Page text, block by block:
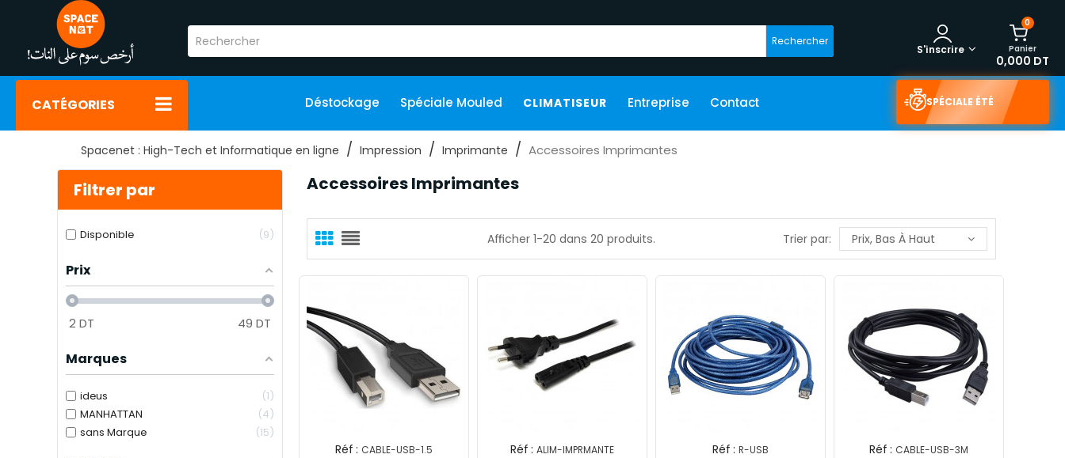
Rechercher
0
Panier
0,000 DT
S'inscrire
CATÉGORIES Déstockage Spéciale Mouled CLIMATISEUR Entreprise Contact SPÉCIALE ÉTÉ
Spacenet : High-Tech et Informatique en ligne Impression Imprimante Accessoires Imprimantes
Filtrer par
Disponible 9
Prix
2 DT 49 DT
Marques
ideus
1
MANHATTAN
4
sans Marque
15
Accessoires Imprimantes
Afficher 1-20 dans 20 produits. Trier par: Prix, Bas À Haut
Réf : CABLE-USB-1.5 Réf : ALIM-IMPRMANTE Réf : R-USB Réf : CABLE-USB-3M